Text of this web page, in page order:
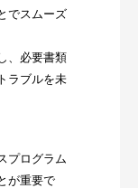
でスムーズ
、必要書類
ラブルを未
プログラム
が重要で